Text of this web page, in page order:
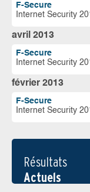
F-Secure
Internet Security
avril 2013
F-Secure
Internet Security
février 2013
F-Secure
Internet Security
Résultats
Actuels